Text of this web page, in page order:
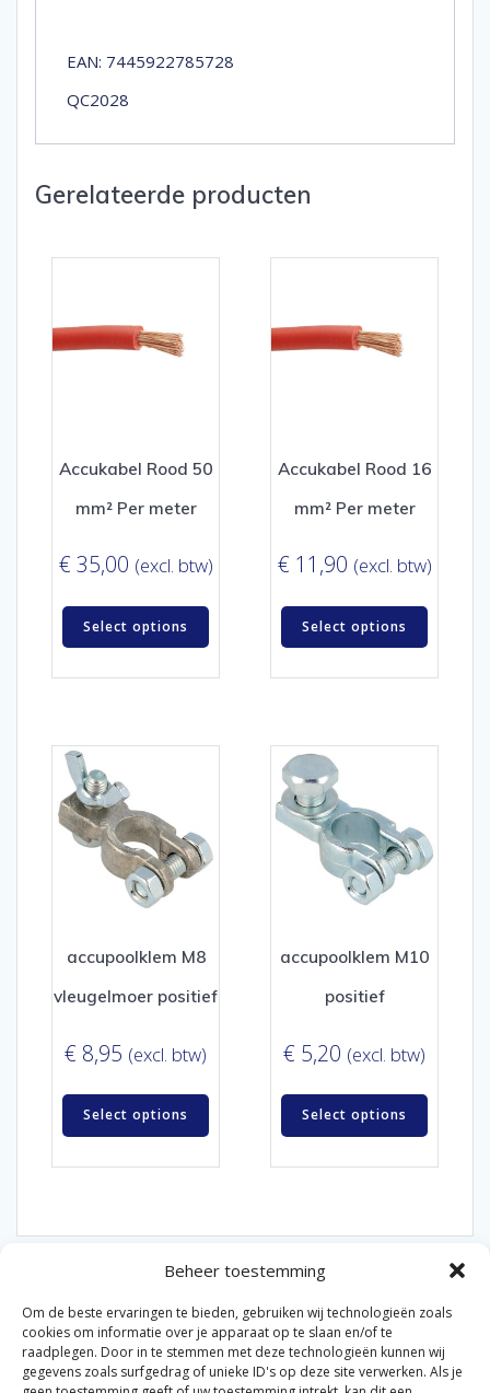
Beheer toestemming
Om de beste ervaringen te bieden, gebruiken wij technologieën zoals
cookies om informatie over je apparaat op te slaan en/of te
raadplegen. Door in te stemmen met deze technologieën kunnen wij
gegevens zoals surfgedrag of unieke ID's op deze site verwerken. Als je
EAN: 7445922785728
QC2028
Gerelateerde producten
Accukabel Rood 50
mm² Per meter
€ 35,00 (excl. btw)
Select options
Accukabel Rood 16
mm² Per meter
€ 11,90 (excl. btw)
Select options
accupoolklem M8
vleugelmoer positief
€ 8,95 (excl. btw)
Select options
accupoolklem M10
positief
€ 5,20 (excl. btw)
Select options
© 2026 Van der Bel Las en Radiateurenbedrijf.